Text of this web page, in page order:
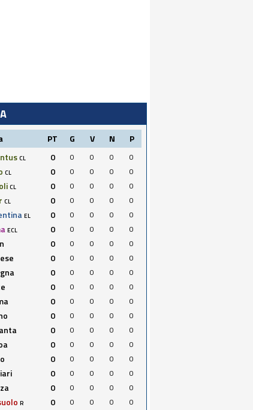
PT G V N P
CL 0 0 0 0
0
CL 0 0 0 0
0
CL 0 0 0 0
0
CL 0 0 0 0
0
EL 0 0 0 0
0
ECL 0 0 0 0
0
0 0 0 0
0
0 0 0 0
0
0 0 0 0
0
0 0 0 0
0
0 0 0 0
0
0 0 0 0
0
0 0 0 0
0
0 0 0 0
0
0 0 0 0
0
0 0 0 0
0
0 0 0 0
0
R 0 0 0 0 0